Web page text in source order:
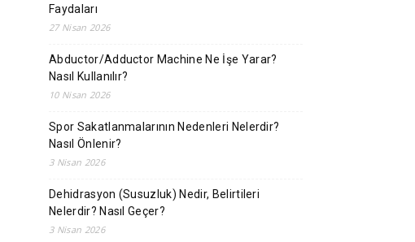
Faydaları
27 Nisan 2026
Abductor/Adductor Machine Ne İşe Yarar?
Nasıl Kullanılır?
10 Nisan 2026
Spor Sakatlanmalarının Nedenleri Nelerdir?
Nasıl Önlenir?
3 Nisan 2026
Dehidrasyon (Susuzluk) Nedir, Belirtileri
Nelerdir? Nasıl Geçer?
3 Nisan 2026